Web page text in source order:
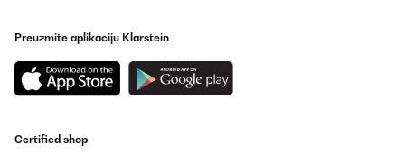
Preuzmite aplikaciju Klarstein
Certified shop